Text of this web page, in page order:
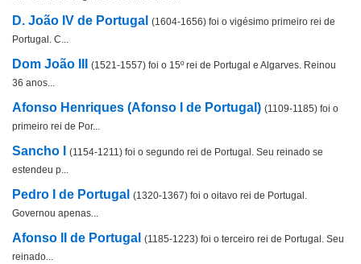
D. João IV de Portugal (1604-1656) foi o vigésimo primeiro rei de
Portugal. C...
Dom João III
(1521-1557) foi o 15º rei de Portugal e Algarves. Reinou
36 anos...
Afonso Henriques (Afonso I de Portugal) (1109-1185) foi o
primeiro rei de Por...
Sancho I
(1154-1211) foi o segundo rei de Portugal. Seu reinado se
estendeu p...
Pedro I de Portugal (1320-1367) foi o oitavo rei de Portugal.
Governou apenas...
Afonso II de Portugal (1185-1223) foi o terceiro rei de Portugal. Seu
reinado...